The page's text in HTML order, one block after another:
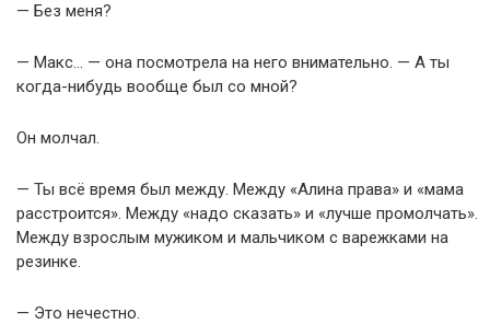
— Без меня?
— Макс… — она посмотрела на него внимательно. — А ты
когда-нибудь вообще был со мной?
Он молчал.
— Ты всё время был между. Между «Алина права» и «мама
расстроится». Между «надо сказать» и «лучше промолчать».
Между взрослым мужиком и мальчиком с варежками на
резинке.
— Это нечестно.